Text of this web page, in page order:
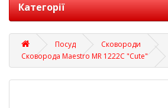
Категорії
Посуд
Сковороди
Сковорода Maestro MR 1222C "Cute"